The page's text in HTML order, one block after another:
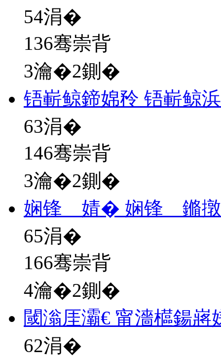
54涓�
136骞崇背
3瀹�2鍘�
铻嶄鲸鍗婂矝 铻嶄鲸
63涓�
146骞崇背
3瀹�2鍘�
娴锋 婧� 娴锋 鏅
65涓�
166骞崇背
4瀹�2鍘�
閾滃厓灞€ 甯濇櫙鍚
62涓�